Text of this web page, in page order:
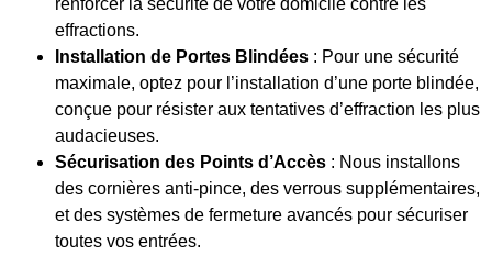
effractions.
Installation de Portes Blindées : Pour une sécurité
maximale, optez pour l’installation d’une porte blindée,
conçue pour résister aux tentatives d’effraction les plus
audacieuses.
Sécurisation des Points d’Accès : Nous installons
des cornières anti-pince, des verrous supplémentaires,
et des systèmes de fermeture avancés pour sécuriser
toutes vos entrées.